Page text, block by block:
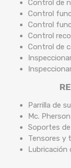
Control de
Control
Control
Control
Control de
Parrilla de
Mc. Pherson
Soportes
Tensores y
Lubricación